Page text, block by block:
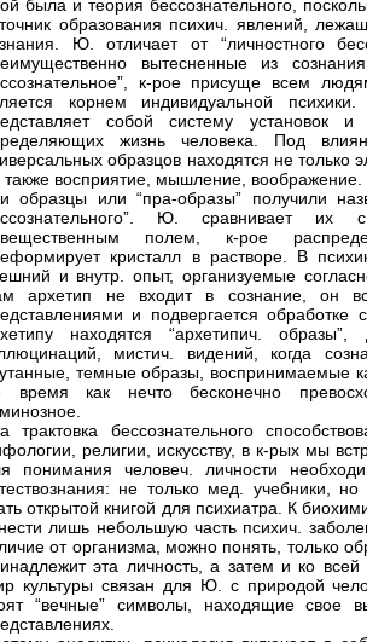
была и теория бессознательного,
образования психич. явлений,
Ю. отличает от “личностного
вытесненные из сознания
к-рое присуще всем
корнем индивидуальной психики.
собой систему установок
жизнь человека. Под
образцов находятся не только
также восприятие, мышление, воображение.
образцы или “пра-образы” получили
Ю. сравнивает их
полем, к-рое
кристалл в растворе. В
и внутр. опыт, организуемые
архетип не входит в сознание, он
и подвергается
находятся “архетипич.
мистич. видений, когда
темные образы, воспринимаемые
время как нечто бесконечно
трактовка бессознательного
религии, искусству, в к-рых мы
понимания человеч. личности
не только мед. учебники,
открытой книгой для психиатра. К
лишь небольшую часть психич.
от организма, можно понять, только
эта личность, а затем и ко всей
культуры связан для Ю. с природой
“вечные” символы, находящие свое